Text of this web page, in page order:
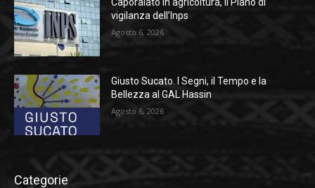
Caporalato in agricoltura, il Piano di
vigilanza dell’Inps
Agosto 6, 2026
Giusto Sucato. I Segni, il Tempo e la
Bellezza al GAL Hassin
Agosto 6, 2026
Categorie